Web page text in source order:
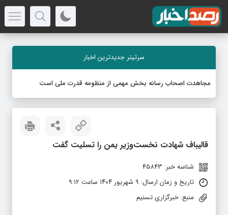
سرتیتر جدیدترین اخبار
مجاهدت اصحاب رسانه بخش مهمی از منظومه قدرت ملی است
قالیباف شهادت نخست‌وزیر یمن را تسلیت گفت
شناسه خبر: 45843
تاریخ و زمان ارسال: ۹ شهریور ۱۴۰۴ ساعت ۹:۱۲
منبع: خبرگزاری تسنیم